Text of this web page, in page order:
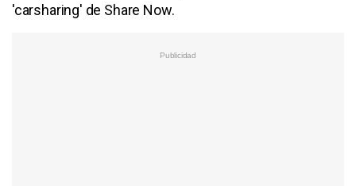
'carsharing' de Share Now.